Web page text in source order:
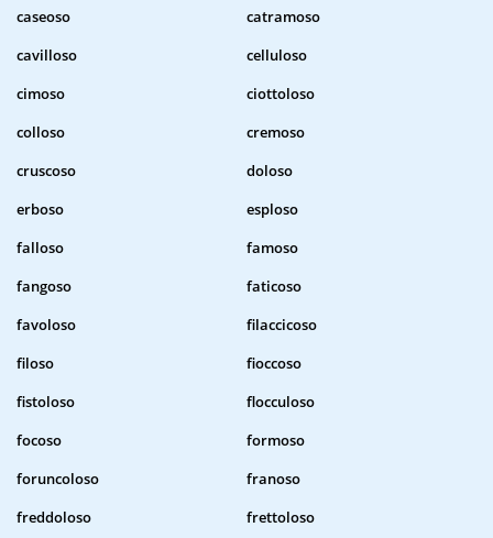
caseoso
catramoso
cavilloso
celluloso
cimoso
ciottoloso
colloso
cremoso
cruscoso
doloso
erboso
esploso
falloso
famoso
fangoso
faticoso
favoloso
filaccicoso
filoso
fioccoso
fistoloso
flocculoso
focoso
formoso
foruncoloso
franoso
freddoloso
frettoloso